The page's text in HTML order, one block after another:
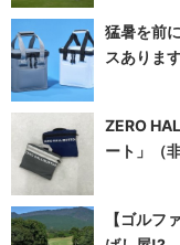
猛暑を前
スありま
ZERO
ート」（
【ゴル